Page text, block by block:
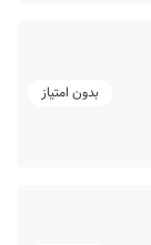
بدون امتیاز